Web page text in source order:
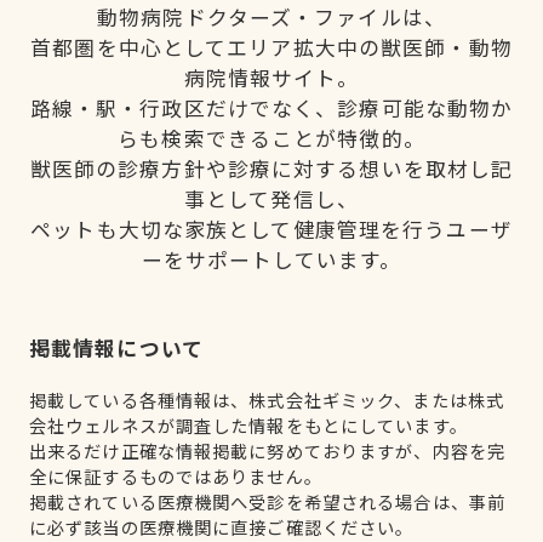
動物病院ドクターズ・ファイルは、
首都圏を中心としてエリア拡大中の獣医師・動物
病院情報サイト。
路線・駅・行政区だけでなく、診療可能な動物か
らも検索できることが特徴的。
獣医師の診療方針や診療に対する想いを取材し記
事として発信し、
ペットも大切な家族として健康管理を行うユーザ
ーをサポートしています。
掲載情報について
掲載している各種情報は、株式会社ギミック、または株式
会社ウェルネスが調査した情報をもとにしています。
出来るだけ正確な情報掲載に努めておりますが、内容を完
全に保証するものではありません。
掲載されている医療機関へ受診を希望される場合は、事前
に必ず該当の医療機関に直接ご確認ください。